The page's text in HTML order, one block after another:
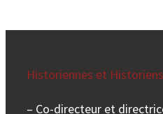
Historiennes et
– Co-directeur et